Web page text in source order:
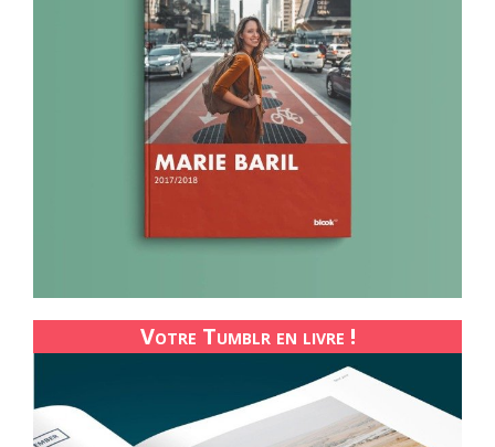
Votre Tumblr en livre !